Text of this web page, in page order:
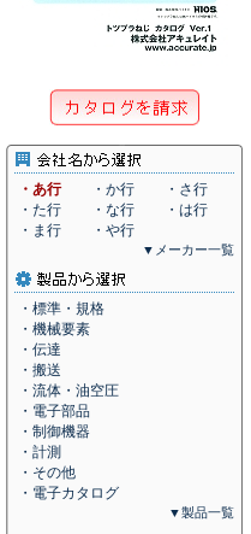
・あ行 ・か行
・さ行
・た行
・な行
・は行
・ま行
・や行
▼メーカー一覧
・標準・規格
・機械要素
・伝達
・搬送
・流体・油空圧
・電子部品
・制御機器
・計測
・その他
・電子カタログ
▼製品一覧